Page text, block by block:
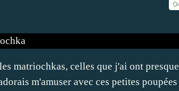
matriochkas, celles que j'ai ont
m'amuser avec ces petites